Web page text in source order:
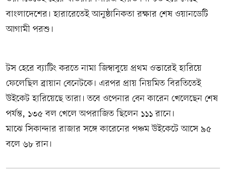
বাংলাদেশের। হারারেতেই আনুষ্ঠানিকতা রক্ষার শেষ ওয়ানডেটি
আগামী পরশু।
টস হেরে ব্যাটিং করতে নামা জিম্বাবুয়ে প্রথম ওভারেই হারিয়ে
ফেলেছিল ব্রায়ান বেনেটকে। এরপর প্রায় নিয়মিত বিরতিতেই
উইকেট হারিয়েছে তারা। তবে ওপেনার বেন কারেন খেলেছেন শেষ
পর্যন্ত, ১৩৫ বল খেলে অপরাজিত ছিলেন ১১১ রানে।
মাঝে সিকান্দার রাজার সঙ্গে কারেনের পঞ্চম উইকেটে আসে ৯৫
বলে ৬৮ রান।